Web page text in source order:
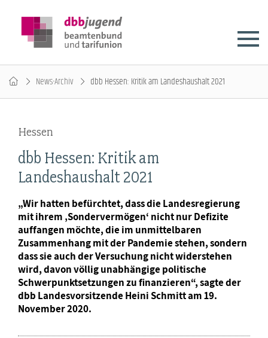
News-Archiv dbb Hessen: Kritik am Landeshaushalt 2021
Hessen
dbb Hessen: Kritik am
Landeshaushalt 2021
„Wir hatten befürchtet, dass die Landesregierung
mit ihrem ‚Sondervermögen‘ nicht nur Defizite
auffangen möchte, die im unmittelbaren
Zusammenhang mit der Pandemie stehen, sondern
dass sie auch der Versuchung nicht widerstehen
wird, davon völlig unabhängige politische
Schwerpunktsetzungen zu finanzieren“, sagte der
dbb Landesvorsitzende Heini Schmitt am 19.
November 2020.